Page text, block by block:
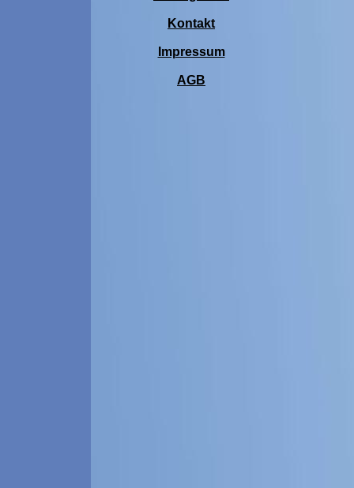
Kontakt
Impressum
AGB